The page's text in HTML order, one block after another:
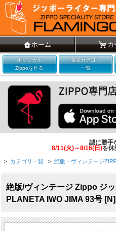
ホーム カ
オリジナル
Zippoを作る
商品カテゴリ
一覧
誠に勝手
8/11(火)～8/16(日)を休
> カテゴリ一覧 > 絶版・ヴィンテージ
絶版/ヴィンテージ Zippo ジ
PLANETA IWO JIMA 93号